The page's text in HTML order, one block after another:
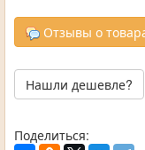
Отзывы о
Нашли дешевле?
Поделиться: